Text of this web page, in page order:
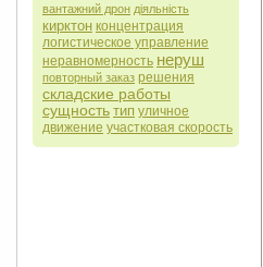
вантажний дрон діяльність
кирктон концентрация
логистическое управление
неравномерность неруш
повторный заказ решения
складские работы
сущность тип уличное
движение участковая скорость